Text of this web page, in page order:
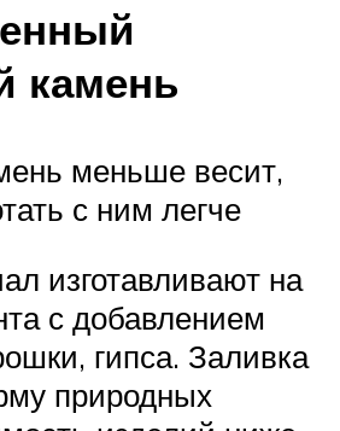
камень
меньше весит,
с ним легче
изготавливают на
с добавлением
гипса. Заливка
природных